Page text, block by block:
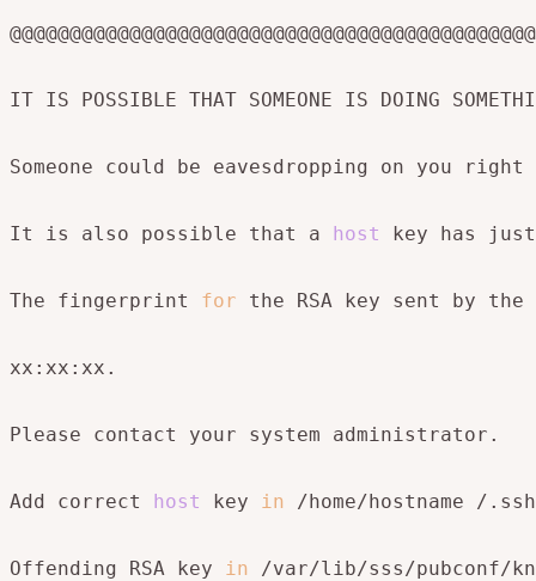
IT IS POSSIBLE THAT SOMEONE IS DOING
Someone could be eavesdropping on you right
It is also possible that a host key has just
The fingerprint for the RSA key sent by
xx:xx:xx.
Please contact your system administrator.
Add correct host key in /home/hostname /
Offending RSA key in /var/lib/sss/pubconf/